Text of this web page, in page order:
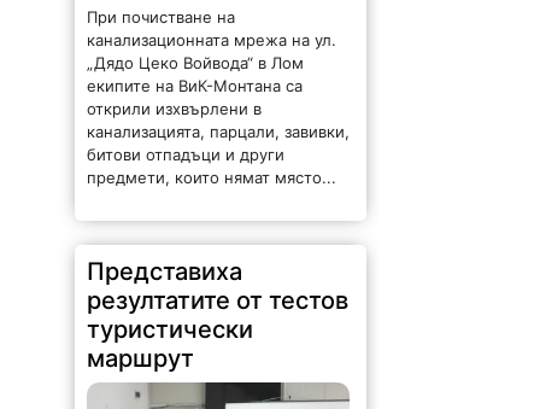
При почистване на
канализационната мрежа на ул.
„Дядо Цеко Войвода“ в Лом
екипите на ВиК-Монтана са
открили изхвърлени в
канализацията, парцали, завивки,
битови отпадъци и други
предмети, които нямат място...
Представиха
резултатите от тестов
туристически
маршрут